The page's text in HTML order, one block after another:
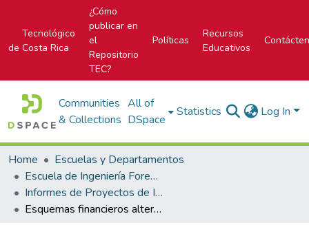
Tecnológico
de Costa Rica
¿Cómo
publicar en
el
Repositorio
TEC?
Políticas
Recursos
Educativos
Communities
& Collections
All of
DSpace
Statistics Log In
Home
Escuelas y Departamentos
Escuela de Ingeniería Forestal
Informes de Proyectos de Investigación
Esquemas financieros alternativos para promover la reforestación en países en desarrollo